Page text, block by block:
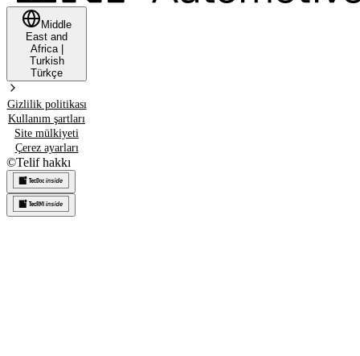
Middle
East and
Africa|
Turkish
Türkçe
Gizlilik politikası
Kullanım şartları
Site mülkiyeti
Çerez ayarları
©Telif hakkı